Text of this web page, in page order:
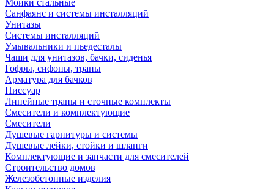
Мойки стальные
Санфаянс и системы инсталляций
Унитазы
Системы инсталляций
Умывальники и пьедесталы
Чаши для унитазов, бачки, сиденья
Гофры, сифоны, трапы
Арматура для бачков
Писсуар
Линейные трапы и сточные комплекты
Смесители и комплектующие
Смесители
Душевые гарнитуры и системы
Душевые лейки, стойки и шланги
Комплектующие и запчасти для смесителей
Строительство домов
Железобетонные изделия